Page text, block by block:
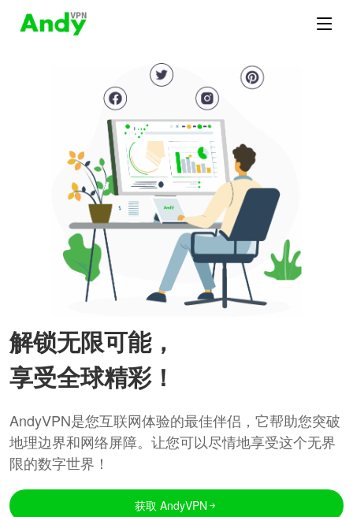
解锁无限可能，
享受全球精彩！
AndyVPN是您互联网体验的最佳伴侣，它帮助您突破
地理边界和网络屏障。让您可以尽情地享受这个无界
限的数字世界！
获取 AndyVPN